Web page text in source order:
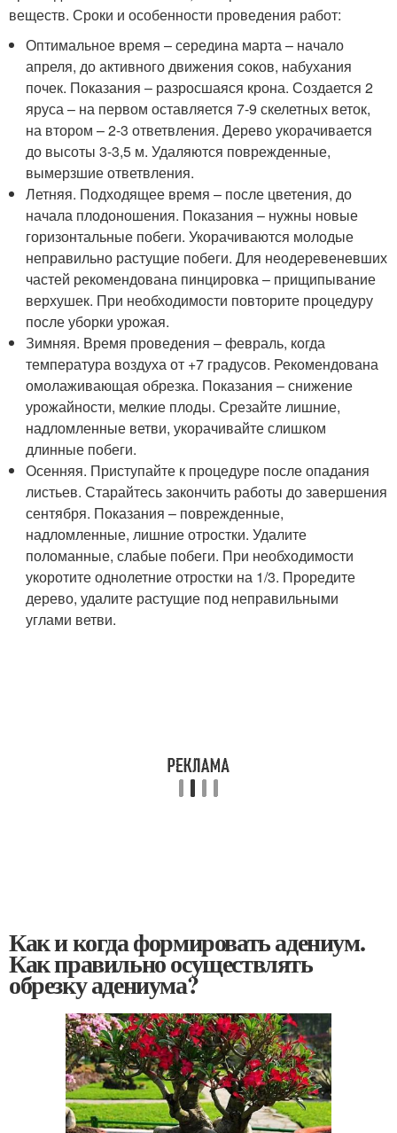
веществ. Сроки и особенности проведения работ:
Оптимальное время – середина марта – начало
апреля, до активного движения соков, набухания
почек. Показания – разросшаяся крона. Создается 2
яруса – на первом оставляется 7-9 скелетных веток,
на втором – 2-3 ответвления. Дерево укорачивается
до высоты 3-3,5 м. Удаляются поврежденные,
вымерзшие ответвления.
Летняя. Подходящее время – после цветения, до
начала плодоношения. Показания – нужны новые
горизонтальные побеги. Укорачиваются молодые
неправильно растущие побеги. Для неодеревеневших
частей рекомендована пинцировка – прищипывание
верхушек. При необходимости повторите процедуру
после уборки урожая.
Зимняя. Время проведения – февраль, когда
температура воздуха от +7 градусов. Рекомендована
омолаживающая обрезка. Показания – снижение
урожайности, мелкие плоды. Срезайте лишние,
надломленные ветви, укорачивайте слишком
длинные побеги.
Осенняя. Приступайте к процедуре после опадания
листьев. Старайтесь закончить работы до завершения
сентября. Показания – поврежденные,
надломленные, лишние отростки. Удалите
поломанные, слабые побеги. При необходимости
укоротите однолетние отростки на 1/3. Проредите
дерево, удалите растущие под неправильными
углами ветви.
Как и когда формировать адениум.
Как правильно осуществлять
обрезку адениума?